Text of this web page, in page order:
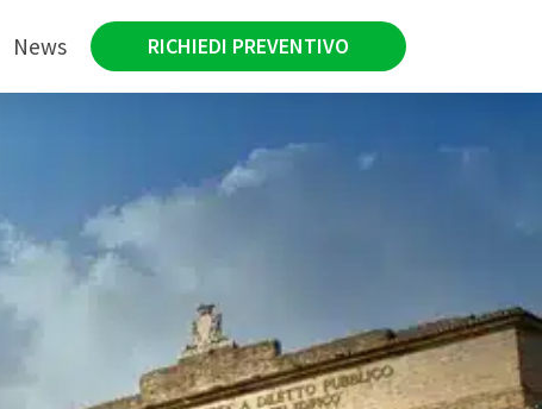
News RICHIEDI PREVENTIVO